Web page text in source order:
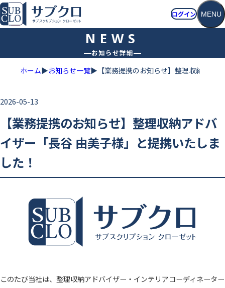
ホーム
ログイン MENU
お知らせ詳細
ホーム▶お知らせ一覧▶ 【業務提携のお知らせ】整理収納アド
2026-05-13
【業務提携のお知らせ】整理収納アドバ
イザー「長谷 由美子様」と提携いたしま
した！
このたび当社は、整理収納アドバイザー・インテリアコーディネーター